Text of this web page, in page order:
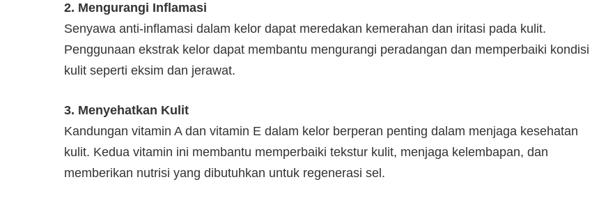
2. Mengurangi Inflamasi
Senyawa anti-inflamasi dalam kelor dapat meredakan kemerahan dan iritasi pada kulit.
Penggunaan ekstrak kelor dapat membantu mengurangi peradangan dan memperbaiki kondisi
kulit seperti eksim dan jerawat.
3. Menyehatkan Kulit
Kandungan vitamin A dan vitamin E dalam kelor berperan penting dalam menjaga kesehatan
kulit. Kedua vitamin ini membantu memperbaiki tekstur kulit, menjaga kelembapan, dan
memberikan nutrisi yang dibutuhkan untuk regenerasi sel.